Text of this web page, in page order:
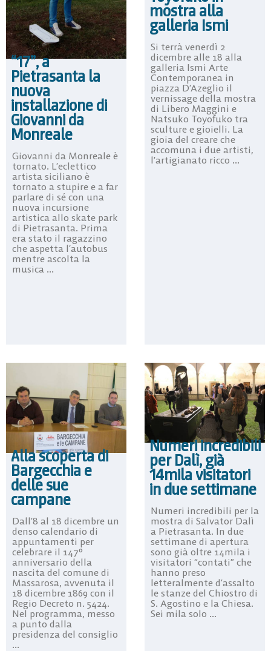
“17”, a
Pietrasanta la
nuova
installazione di
Giovanni da
Monreale
Giovanni da Monreale è
tornato. L’eclettico
artista siciliano è
tornato a stupire e a far
parlare di sé con una
nuova incursione
artistica allo skate park
di Pietrasanta. Prima
era stato il ragazzino
che aspetta l’autobus
mentre ascolta la
musica ...
mostra alla
galleria Ismi
Si terrà venerdì 2
dicembre alle 18 alla
galleria Ismi Arte
Contemporanea in
piazza D’Azeglio il
vernissage della mostra
di Libero Maggini e
Natsuko Toyofuko tra
sculture e gioielli. La
gioia del creare che
accomuna i due artisti,
l’artigianato ricco ...
Alla scoperta di
Bargecchia e
delle sue
campane
Dall’8 al 18 dicembre un
denso calendario di
appuntamenti per
celebrare il 147°
anniversario della
nascita del comune di
Massarosa, avvenuta il
18 dicembre 1869 con il
Regio Decreto n. 5424.
Nel programma, messo
a punto dalla
presidenza del consiglio
...
Numeri incredibili
per Dalì, già
14mila visitatori
in due settimane
Numeri incredibili per la
mostra di Salvator Dalì
a Pietrasanta. In due
settimane di apertura
sono già oltre 14mila i
visitatori “contati” che
hanno preso
letteralmente d’assalto
le stanze del Chiostro di
S. Agostino e la Chiesa.
Sei mila solo ...